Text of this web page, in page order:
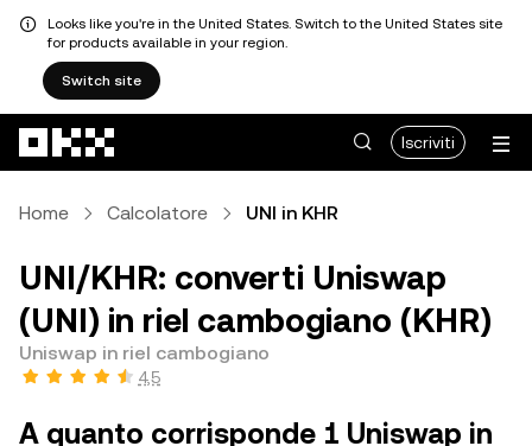
Looks like you're in the United States. Switch to the United States site
for products available in your region.
Switch site
Iscriviti
Home Calcolatore UNI in KHR
UNI/KHR: converti Uniswap
(UNI) in riel cambogiano (KHR)
Uniswap in riel cambogiano
4,5
A quanto corrisponde 1 Uniswap in